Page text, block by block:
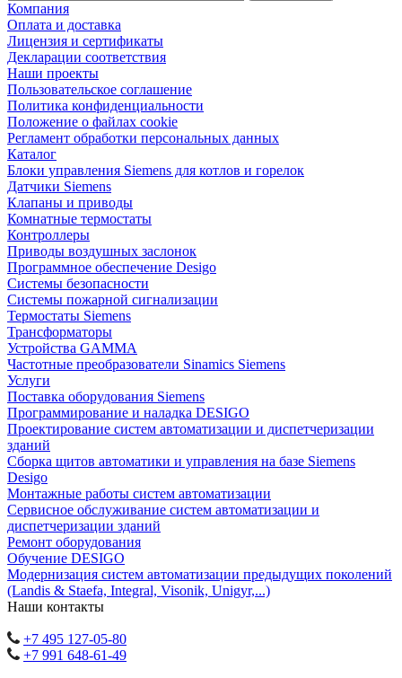
Компания
Оплата и доставка
Лицензия и сертификаты
Декларации соответствия
Наши проекты
Пользовательское соглашение
Политика конфиденциальности
Положение о файлах cookie
Регламент обработки персональных данных
Каталог
Блоки управления Siemens для котлов и горелок
Датчики Siemens
Клапаны и приводы
Комнатные термостаты
Контроллеры
Приводы воздушных заслонок
Программное обеспечение Desigo
Системы безопасности
Системы пожарной сигнализации
Термостаты Siemens
Трансформаторы
Устройства GAMMA
Частотные преобразователи Sinamics Siemens
Услуги
Поставка оборудования Siemens
Программирование и наладка DESIGO
Проектирование систем автоматизации и диспетчеризации
зданий
Сборка щитов автоматики и управления на базе Siemens
Desigo
Монтажные работы систем автоматизации
Сервисное обслуживание систем автоматизации и
диспетчеризации зданий
Ремонт оборудования
Обучение DESIGO
Модернизация систем автоматизации предыдущих поколений
(Landis & Staefa, Integral, Visonik, Unigyr,...)
Наши контакты
+7 495 127-05-80
+7 991 648-61-49